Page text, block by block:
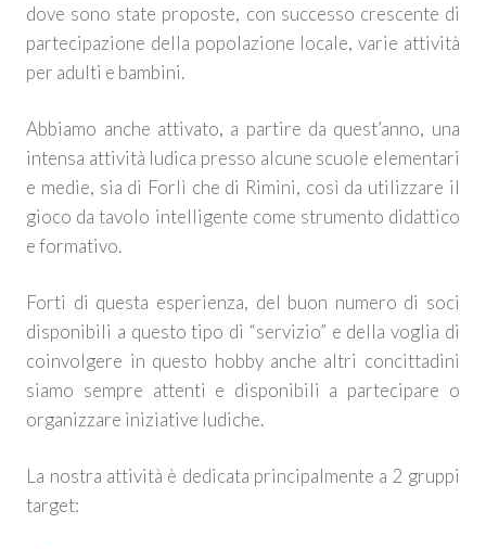
dove sono state proposte, con successo crescente di
partecipazione della popolazione locale, varie attività
per adulti e bambini.
Abbiamo anche attivato, a partire da quest’anno, una
intensa attività ludica presso alcune scuole elementari
e medie, sia di Forlì che di Rimini, così da utilizzare il
gioco da tavolo intelligente come strumento didattico
e formativo.
Forti di questa esperienza, del buon numero di soci
disponibili a questo tipo di “servizio” e della voglia di
coinvolgere in questo hobby anche altri concittadini
siamo sempre attenti e disponibili a partecipare o
organizzare iniziative ludiche.
La nostra attività è dedicata principalmente a 2 gruppi
target: